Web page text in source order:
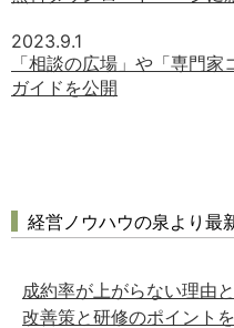
2023.9.1
「相談の広場」や「専門
ガイドを公開
経営ノウハウの泉より最
成約率が上がらない理由
改善策と研修のポイント